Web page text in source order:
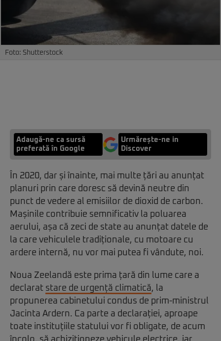
Foto: Shutterstock
Adaugă-ne ca sursă
preferată în Google
Urmărește-ne in
Discover
În 2020, dar și înainte, mai multe țări au anunțat
planuri prin care doresc să devină neutre din
punct de vedere al emisiilor de dioxid de carbon.
Mașinile contribuie semnificativ la poluarea
aerului, așa că zeci de state au anunțat datele de
la care vehiculele tradiționale, cu motoare cu
ardere internă, nu vor mai putea fi vândute, noi.
Noua Zeelandă este prima țară din lume care a
declarat stare de urgență climatică, la
propunerea cabinetului condus de prim-ministrul
Jacinta Ardern. Ca parte a declarației, aproape
toate instituțiile statului vor fi obligate, de acum